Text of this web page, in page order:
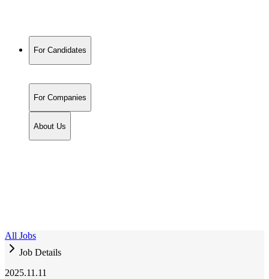
For Candidates
For Companies
About Us
All Jobs
Job Details
2025.11.11